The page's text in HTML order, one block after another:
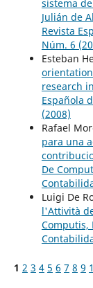
sistema
Julián de
Revista
Núm. 6
Esteban
research
Española
(2008)
Rafael
para una
De
Luigi De
l'Attività
Computis,
1 2 3 4 5 6 7 8 9